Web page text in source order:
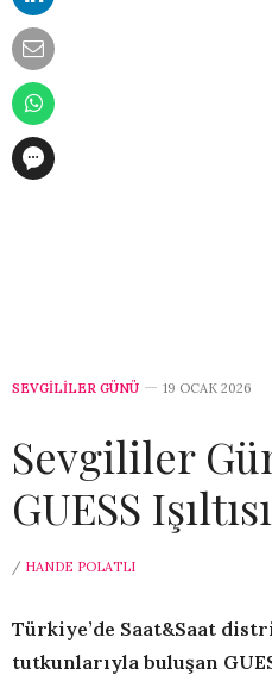
SEVGILILER GÜNÜ 19 OCAK 2026
Sevgililer
GUESS Işıltısı
/ HANDE POLATLI
Türkiye’de Saat&Saat
tutkunlarıyla buluşan